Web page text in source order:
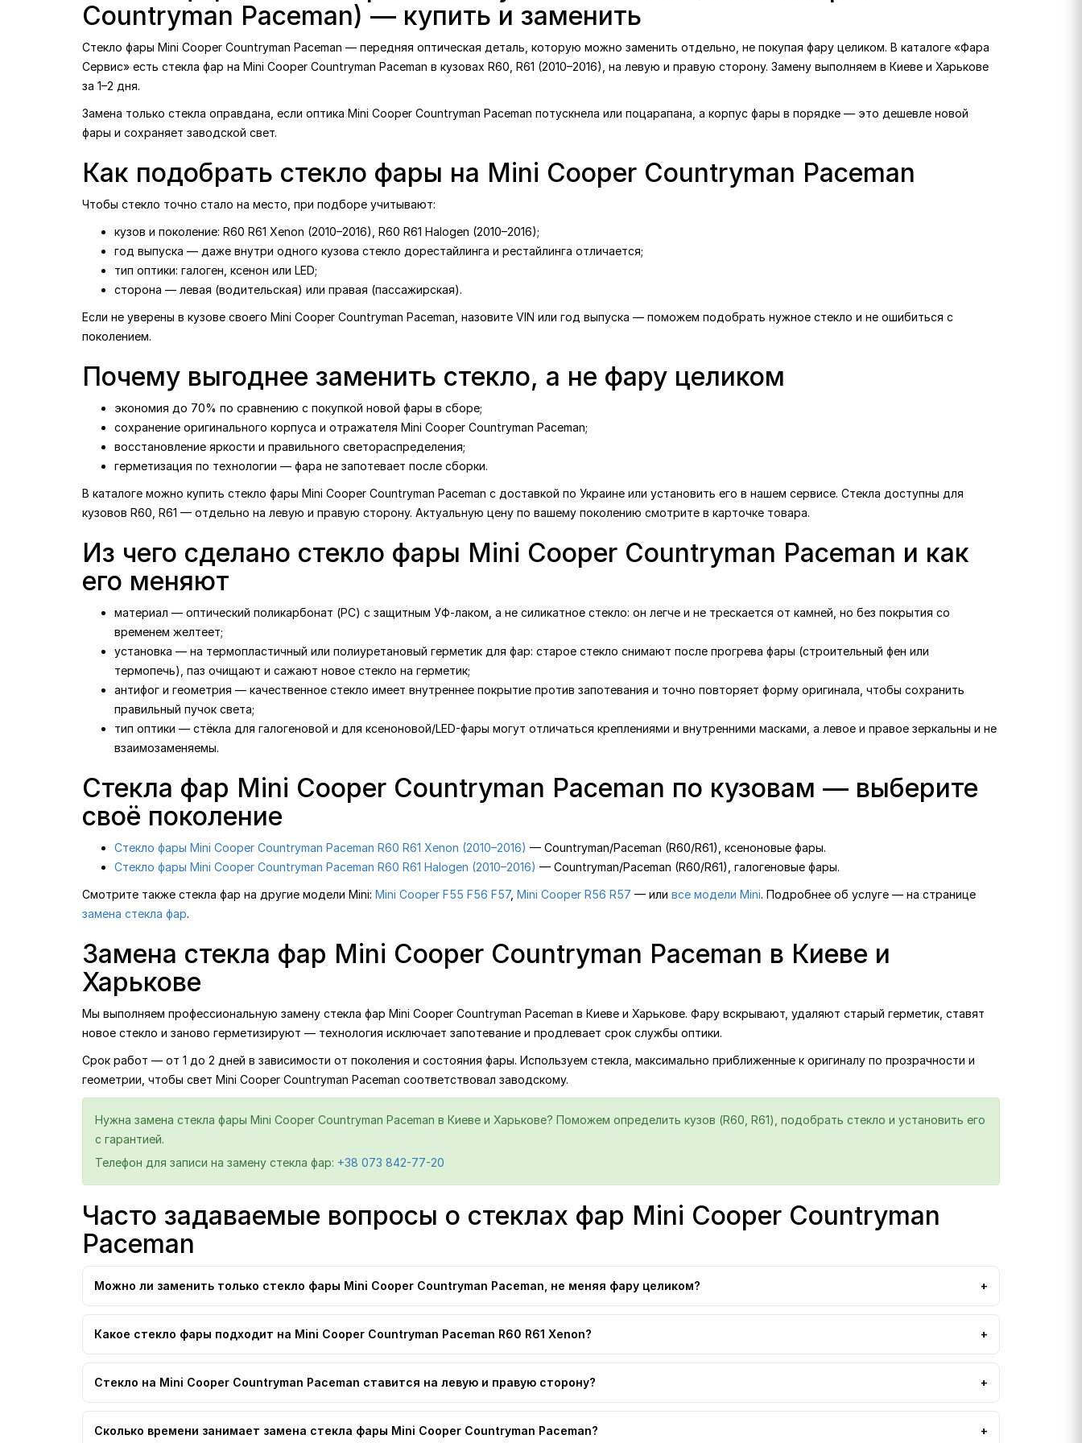
Countryman Paceman) — купить и заменить
Стекло фары Mini Cooper Countryman Paceman — передняя оптическая деталь, которую можно заменить отдельно, не покупая фару целиком. В каталоге «Фара
Сервис» есть стекла фар на Mini Cooper Countryman Paceman в кузовах R60, R61 (2010–2016), на левую и правую сторону. Замену выполняем в Киеве и Харькове
за 1–2 дня.
Замена только стекла оправдана, если оптика Mini Cooper Countryman Paceman потускнела или поцарапана, а корпус фары в порядке — это дешевле новой
фары и сохраняет заводской свет.
Как подобрать стекло фары на Mini Cooper Countryman Paceman
Чтобы стекло точно стало на место, при подборе учитывают:
кузов и поколение: R60 R61 Xenon (2010–2016), R60 R61 Halogen (2010–2016);
год выпуска — даже внутри одного кузова стекло дорестайлинга и рестайлинга отличается;
тип оптики: галоген, ксенон или LED;
сторона — левая (водительская) или правая (пассажирская).
Если не уверены в кузове своего Mini Cooper Countryman Paceman, назовите VIN или год выпуска — поможем подобрать нужное стекло и не ошибиться с
поколением.
Почему выгоднее заменить стекло, а не фару целиком
экономия до 70% по сравнению с покупкой новой фары в сборе;
сохранение оригинального корпуса и отражателя Mini Cooper Countryman Paceman;
восстановление яркости и правильного светораспределения;
герметизация по технологии — фара не запотевает после сборки.
В каталоге можно купить стекло фары Mini Cooper Countryman Paceman с доставкой по Украине или установить его в нашем сервисе. Стекла доступны для
кузовов R60, R61 — отдельно на левую и правую сторону. Актуальную цену по вашему поколению смотрите в карточке товара.
Из чего сделано стекло фары Mini Cooper Countryman Paceman и как
его меняют
материал — оптический поликарбонат (PC) с защитным УФ-лаком, а не силикатное стекло: он легче и не трескается от камней, но без покрытия со
временем желтеет;
установка — на термопластичный или полиуретановый герметик для фар: старое стекло снимают после прогрева фары (строительный фен или
термопечь), паз очищают и сажают новое стекло на герметик;
антифог и геометрия — качественное стекло имеет внутреннее покрытие против запотевания и точно повторяет форму оригинала, чтобы сохранить
правильный пучок света;
тип оптики — стёкла для галогеновой и для ксеноновой/LED-фары могут отличаться креплениями и внутренними масками, а левое и правое зеркальны и не
взаимозаменяемы.
Стекла фар Mini Cooper Countryman Paceman по кузовам — выберите
своё поколение
Стекло фары Mini Cooper Countryman Paceman R60 R61 Xenon (2010–2016) — Countryman/Paceman (R60/R61), ксеноновые фары.
Стекло фары Mini Cooper Countryman Paceman R60 R61 Halogen (2010–2016) — Countryman/Paceman (R60/R61), галогеновые фары.
Смотрите также стекла фар на другие модели Mini: Mini Cooper F55 F56 F57, Mini Cooper R56 R57 — или все модели Mini. Подробнее об услуге — на странице
замена стекла фар.
Замена стекла фар Mini Cooper Countryman Paceman в Киеве и
Харькове
Мы выполняем профессиональную замену стекла фар Mini Cooper Countryman Paceman в Киеве и Харькове. Фару вскрывают, удаляют старый герметик, ставят
новое стекло и заново герметизируют — технология исключает запотевание и продлевает срок службы оптики.
Срок работ — от 1 до 2 дней в зависимости от поколения и состояния фары. Используем стекла, максимально приближенные к оригиналу по прозрачности и
геометрии, чтобы свет Mini Cooper Countryman Paceman соответствовал заводскому.
Нужна замена стекла фары Mini Cooper Countryman Paceman в Киеве и Харькове? Поможем определить кузов (R60, R61), подобрать стекло и установить его
с гарантией.
Телефон для записи на замену стекла фар: +38 073 842-77-20
Часто задаваемые вопросы о стеклах фар Mini Cooper Countryman
Paceman
Можно ли заменить только стекло фары Mini Cooper Countryman Paceman, не меняя фару целиком?
Какое стекло фары подходит на Mini Cooper Countryman Paceman R60 R61 Xenon?
Стекло на Mini Cooper Countryman Paceman ставится на левую и правую сторону?
Сколько времени занимает замена стекла фары Mini Cooper Countryman Paceman?